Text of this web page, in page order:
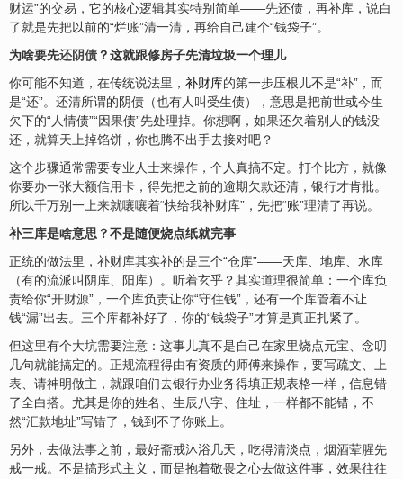
财运”的交易，它的核心逻辑其实特别简单——先还债，再补库，说白
了就是先把以前的“烂账”清一清，再给自己建个“钱袋子”。
为啥要先还阴债？这就跟修房子先清垃圾一个理儿
你可能不知道，在传统说法里， 补财库的第一步压根儿不是“补”，而
是“还”。还清所谓的阴债（也有人叫受生债），意思是把前世或今生
欠下的“人情债”“因果债”先处理掉。你想啊，如果还欠着别人的钱没
还，就算天上掉馅饼，你也腾不出手去接对吧？
这个步骤通常需要专业人士来操作，个人真搞不定。打个比方，就像
你要办一张大额信用卡，得先把之前的逾期欠款还清，银行才肯批。
所以千万别一上来就嚷嚷着“快给我补财库”，先把“账”理清了再说。
补三库是啥意思？不是随便烧点纸就完事
正统的做法里，补财库其实补的是三个“仓库”——天库、地库、水库
（有的流派叫阴库、阳库）。听着玄乎？其实道理很简单：一个库负
责给你“开财源”，一个库负责让你“守住钱”，还有一个库管着不让
钱“漏”出去。三个库都补好了，你的“钱袋子”才算是真正扎紧了。
但这里有个大坑需要注意：这事儿真不是自己在家里烧点元宝、念叨
几句就能搞定的。 正规流程得由有资质的师傅来操作，要写疏文、上
表、请神明做主，就跟咱们去银行办业务得填正规表格一样，信息错
了全白搭。尤其是你的姓名、生辰八字、住址，一样都不能错，不
然“汇款地址”写错了，钱到不了你账上。
另外，去做法事之前，最好斋戒沐浴几天，吃得清淡点，烟酒荤腥先
戒一戒。不是搞形式主义，而是抱着敬畏之心去做这件事，效果往往